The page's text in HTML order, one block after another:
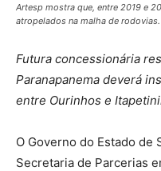
Artesp mostra que, entre 2019 e
atropelados na malha de
Futura concessionária
Paranapanema deverá
entre Ourinhos e
O Governo do Estado de
Secretaria de Parcerias